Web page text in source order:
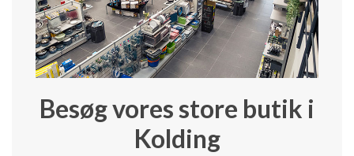
Besøg vores store butik i
Kolding